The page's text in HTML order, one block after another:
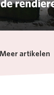
Meer artikelen